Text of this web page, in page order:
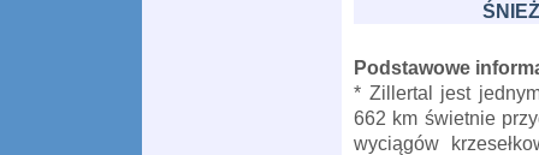
Podstawowe
* Zillertal jest
662 km świetnie
wyciągów